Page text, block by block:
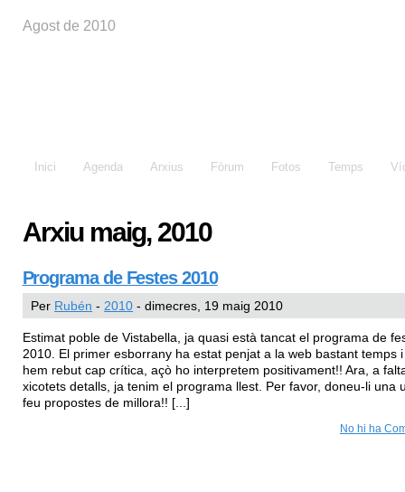
Agost de 2010
Inici Agenda Arxius Fòrum Fotos Temps
Arxiu maig, 2010
Programa de Festes 2010
Per Rubén - 2010 - dimecres, 19 maig 2010
Estimat poble de Vistabella, ja quasi està tancat el programa de
2010. El primer esborrany ha estat penjat a la web bastant temps
hem rebut cap crítica, açò ho interpretem positivament!! Ara, a
xicotets detalls, ja tenim el programa llest. Per favor, doneu-li una
feu propostes de millora!! [...]
No hi ha